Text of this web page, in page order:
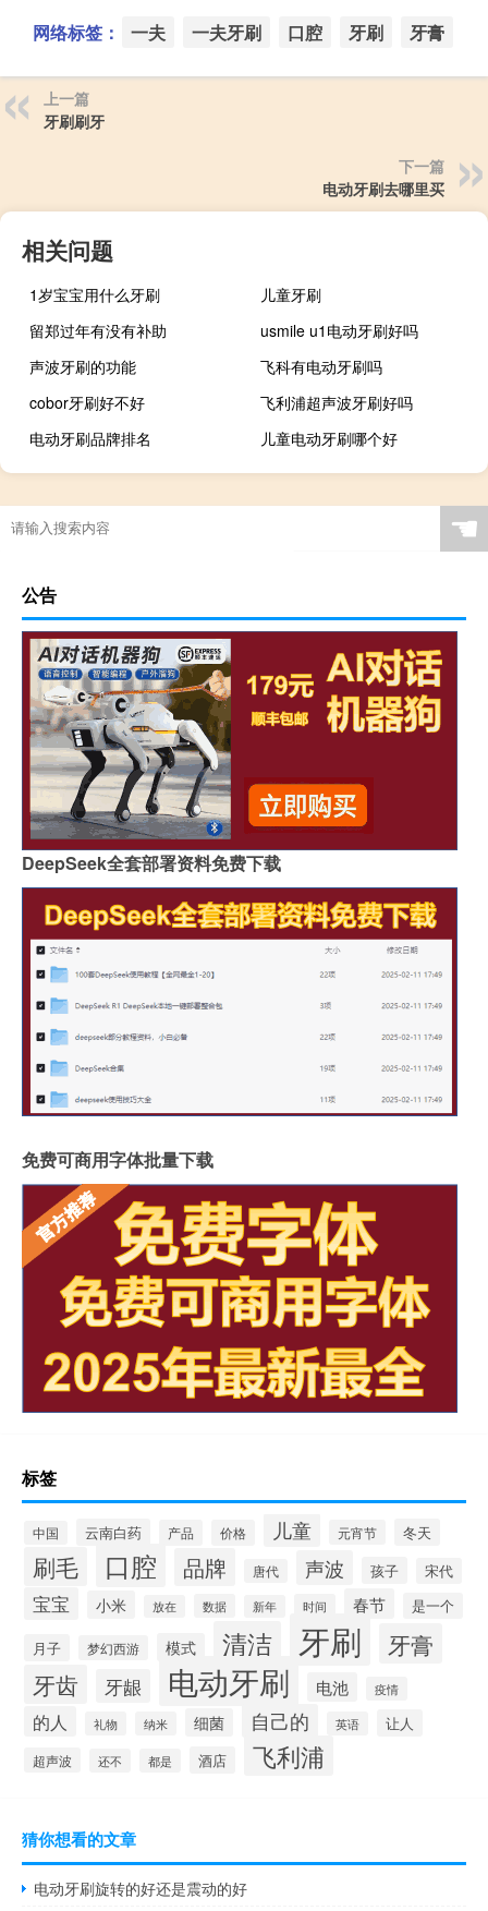
网络标签： 一夫 一夫牙刷 口腔 牙刷 牙膏
上一篇
牙刷刷牙
下一篇
电动牙刷去哪里买
相关问题
1岁宝宝用什么牙刷
儿童牙刷
留郑过年有没有补助
usmile u1电动牙刷好吗
声波牙刷的功能
飞科有电动牙刷吗
cobor牙刷好不好
飞利浦超声波牙刷好吗
电动牙刷品牌排名
儿童电动牙刷哪个好
☚
公告
DeepSeek全套部署资料免费下载
免费可商用字体批量下载
标签
中国 云南白药 产品 价格 儿童 元宵节 冬天
刷毛 口腔 品牌 唐代 声波 孩子 宋代
宝宝 小米 放在 数据 新年 时间 春节 是一个
月子 梦幻西游 模式 清洁 牙刷 牙膏
牙齿 牙龈 电动牙刷 电池 疫情
的人 礼物 纳米 细菌 自己的 英语 让人
超声波 还不 都是 酒店 飞利浦
猜你想看的文章
电动牙刷旋转的好还是震动的好